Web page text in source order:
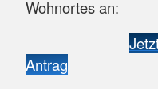
Wohnortes an:
Antrag